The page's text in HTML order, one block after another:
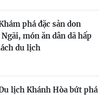
phá đặc sản don
món ăn dân dã hấp
du lịch
lịch Khánh Hòa bứt phá